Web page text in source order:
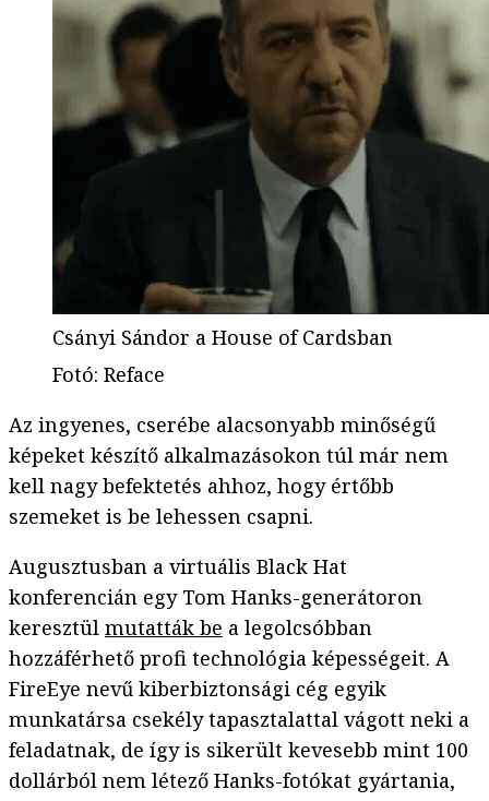
Csányi Sándor a House of Cardsban
Fotó: Reface
Az ingyenes, cserébe alacsonyabb minőségű
képeket készítő alkalmazásokon túl már nem
kell nagy befektetés ahhoz, hogy értőbb
szemeket is be lehessen csapni.
Augusztusban a virtuális Black Hat
konferencián egy Tom Hanks-generátoron
keresztül mutatták be a legolcsóbban
hozzáférhető profi technológia képességeit. A
FireEye nevű kiberbiztonsági cég egyik
munkatársa csekély tapasztalattal vágott neki a
feladatnak, de így is sikerült kevesebb mint 100
dollárból nem létező Hanks-fotókat gyártania,